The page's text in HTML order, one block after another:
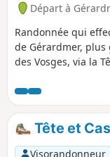
Départ à
Randonnée qui
de Gérardmer,
des Vosges, via la
la tour, un
le lac et la ville de
la petite Cascade
dans un
recouverts de
Tête et
Visorandonneur